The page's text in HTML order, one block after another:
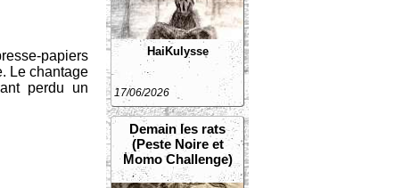
HaiKulysse
17/06/2026
Demain les rats
(Peste Noire et
Momo Challenge)
papiers
Le chantage
perdu un